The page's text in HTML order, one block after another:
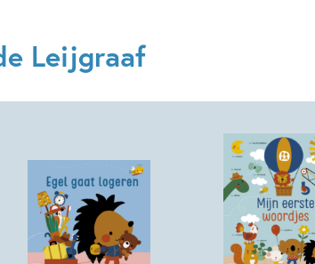
en
Leijgraaf
Hardcover Hardcover